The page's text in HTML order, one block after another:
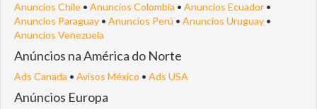
Anuncios Chile • Anuncios Colombia • Anuncios Ecuador •
Anuncios Paraguay • Anuncios Perú • Anuncios Uruguay •
Anuncios Venezuela
Anúncios na América do Norte
Ads Canada • Avisos México • Ads USA
Anúncios Europa